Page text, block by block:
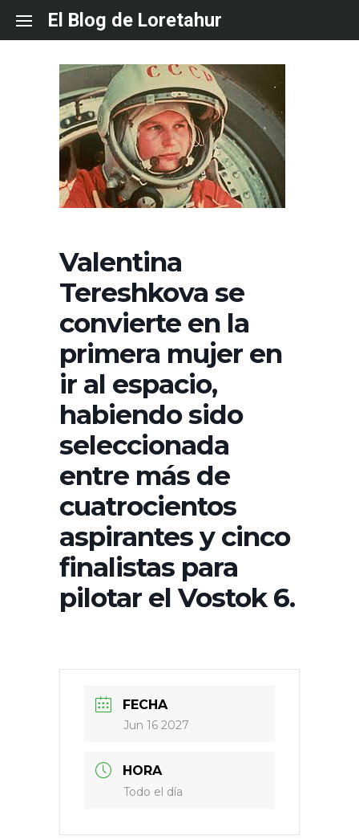
content
El Blog de Loretahur
Valentina
Tereshkova se
convierte en la
primera mujer en
ir al espacio,
habiendo sido
seleccionada
entre más de
cuatrocientos
aspirantes y cinco
finalistas para
pilotar el Vostok 6.
FECHA
Jun 16 2027
HORA
Todo el día